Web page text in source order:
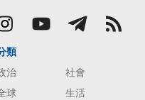
類
治
社會
球
生活